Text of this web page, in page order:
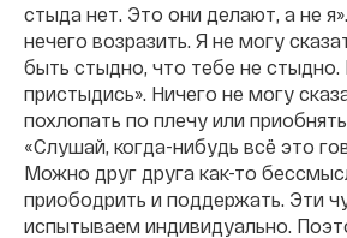
стыда нет. Это они делают, а не
нечего возразить. Я не могу
быть стыдно, что тебе не
пристыдись». Ничего не могу
похлопать по плечу или
«Слушай, когда-нибудь всё это
Можно друг друга как-то
приободрить и поддержать. Эти
испытываем индивидуально.